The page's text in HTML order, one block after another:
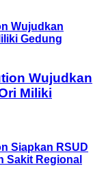
Wujudkan
Miliki